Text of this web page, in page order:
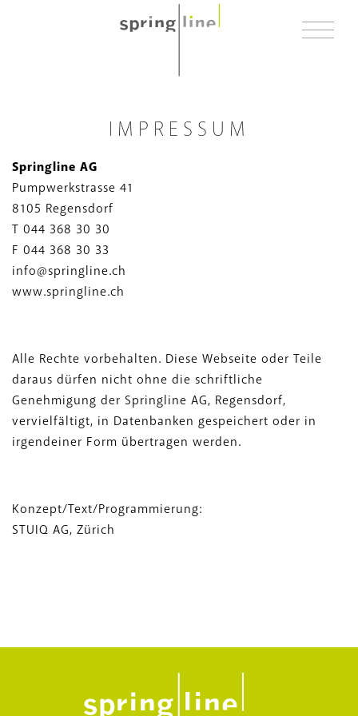
IMPRESSUM
Springline AG
Pumpwerkstrasse 41
8105 Regensdorf
T 044 368 30 30
F 044 368 30 33
info@springline.ch
www.springline.ch
Alle Rechte vorbehalten. Diese Webseite oder Teile
daraus dürfen nicht ohne die schriftliche
Genehmigung der Springline AG, Regensdorf,
vervielfältigt, in Datenbanken gespeichert oder in
irgendeiner Form übertragen werden.
Konzept/Text/Programmierung:
STUIQ AG, Zürich